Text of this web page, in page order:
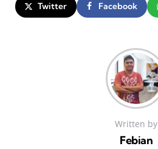
Twitter Facebook
Written by
Febian